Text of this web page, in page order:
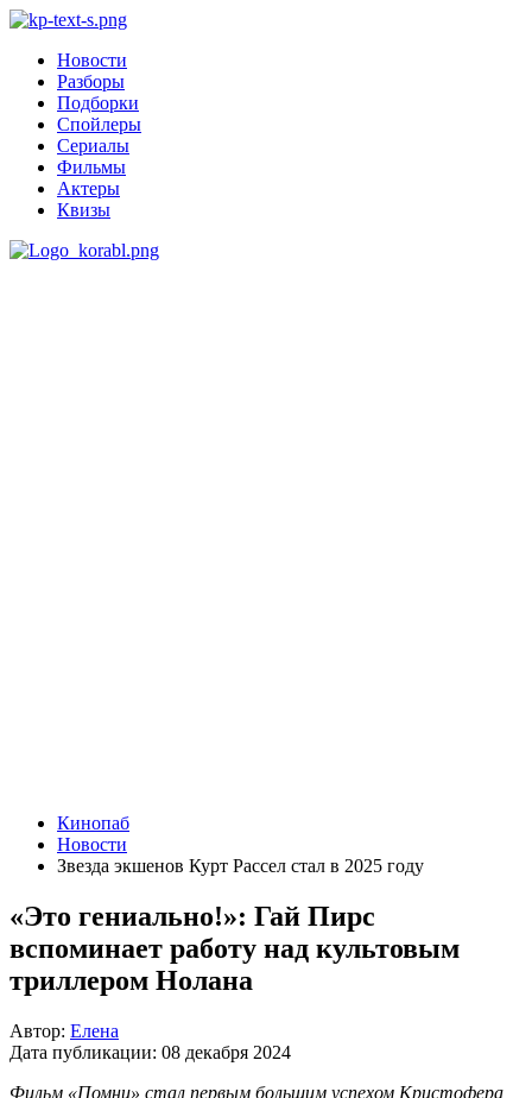
Новости
Разборы
Подборки
Спойлеры
Сериалы
Фильмы
Актеры
Квизы
Кинопаб
Новости
Звезда экшенов Курт Рассел стал в 2025 году
«Это гениально!»: Гай Пирс
вспоминает работу над культовым
триллером Нолана
Автор: Елена
Дата публикации: 08 декабря 2024
Фильм «Помни» стал первым большим успехом Кристофера